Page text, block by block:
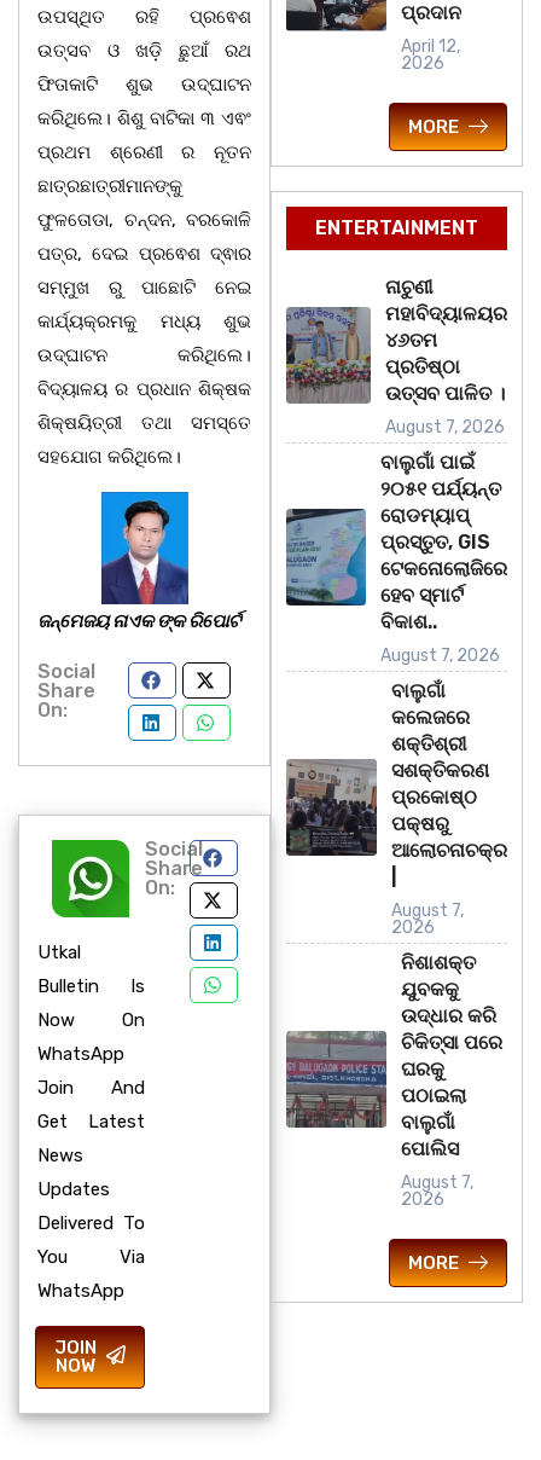
ଉପସ୍ଥିତ ରହି ପ୍ରଵେଶ
ଉତ୍ସବ ଓ ଖଡ଼ି ଛୁଆଁ ରଥ
ଫିତାକାଟି ଶୁଭ ଉଦ୍ଘାଟନ
କରିଥିଲେ। ଶିଶୁ ବାଟିକା ୩ ଏଵଂ
ପ୍ରଥମ ଶ୍ରେଣୀ ର ନୂତନ
ଛାତ୍ରଛାତ୍ରୀମାନଙ୍କୁ
ଫୁଳତୋଡା, ଚନ୍ଦନ, ବରକୋଳି
ପତ୍ର, ଦେଇ ପ୍ରଵେଶ ଦ୍ଵାର
ସମ୍ମୁଖ ରୁ ପାଛୋଟି ନେଇ
କାର୍ଯ୍ୟକ୍ରମକୁ ମଧ୍ୟ ଶୁଭ
ଉଦ୍ଘାଟନ କରିଥିଲେ।
ବିଦ୍ୟାଳୟ ର ପ୍ରଧାନ ଶିକ୍ଷକ
ଶିକ୍ଷୟିତ୍ରୀ ତଥା ସମସ୍ତେ
ସହଯୋଗ କରିଥିଲେ।
ଜନ୍ମେଜୟ ନାଏକ ଙ୍କ ରିପୋର୍ଟ
Social
Share
On:
Utkal
Bulletin Is
Now On
WhatsApp
Join And
Get Latest
News
Updates
Delivered To
You Via
WhatsApp
JOIN
NOW
Social
Share
On:
ପ୍ରଦାନ
April 12,
2026
MORE
ENTERTAINMENT
ନାଚୁଣୀ
ମହାବିଦ୍ୟାଳୟର
୪୬ତମ
ପ୍ରତିଷ୍ଠା
ଉତ୍ସବ ପାଳିତ ।
August 7, 2026
ବାଲୁଗାଁ ପାଇଁ
୨୦୫୧ ପର୍ଯ୍ୟନ୍ତ
ରୋଡମ୍ୟାପ୍
ପ୍ରସ୍ତୁତ, GIS
ଟେକନୋଲୋଜିରେ
ହେବ ସ୍ମାର୍ଟ
ବିକାଶ..
August 7, 2026
ବାଲୁଗାଁ
କଲେଜରେ
ଶକ୍ତିଶ୍ରୀ
ସଶକ୍ତିକରଣ
ପ୍ରକୋଷ୍ଠ
ପକ୍ଷରୁ
ଆଲୋଚନାଚକ୍ର
August 7,
2026
ନିଶାଶକ୍ତ
ଯୁବକକୁ
ଉଦ୍ଧାର କରି
ଚିକିତ୍ସା ପରେ
ଘରକୁ
ପଠାଇଲା
ବାଲୁଗାଁ
ପୋଲିସ
August 7,
2026
MORE